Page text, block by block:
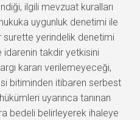
ilgili mevzuat kuralları
uygunluk denetimi ile
surette yerindelik denetimi
idarenin takdir yetkisini
kararı verilemeyeceği,
bitiminden itibaren serbest
uyarınca tanınan
bedeli belirleyerek ihaleye